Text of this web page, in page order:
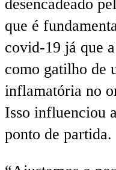
desencadeado
que é
covid-19 já que
como gatilho de
inflamatória no
Isso influenciou
ponto de partida.